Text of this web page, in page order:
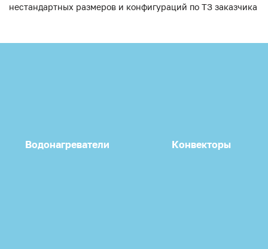
нестандартных размеров и конфигураций по ТЗ заказчика
Водонагреватели Конвекторы